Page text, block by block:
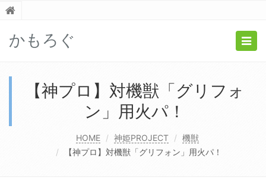
かもろぐ
【神プロ】対機獣「グリフォ
ン」用火パ！
HOME 神姫PROJECT
機獣
【神プロ】対機獣「グリフォン」用火パ！